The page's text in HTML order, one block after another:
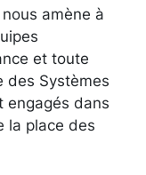
amène à
et toute
des Systèmes
engagés dans
la place des